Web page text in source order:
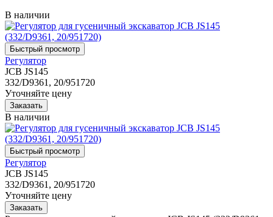
В наличии
Регулятор
JCB JS145
332/D9361, 20/951720
Уточняйте цену
В наличии
Регулятор
JCB JS145
332/D9361, 20/951720
Уточняйте цену